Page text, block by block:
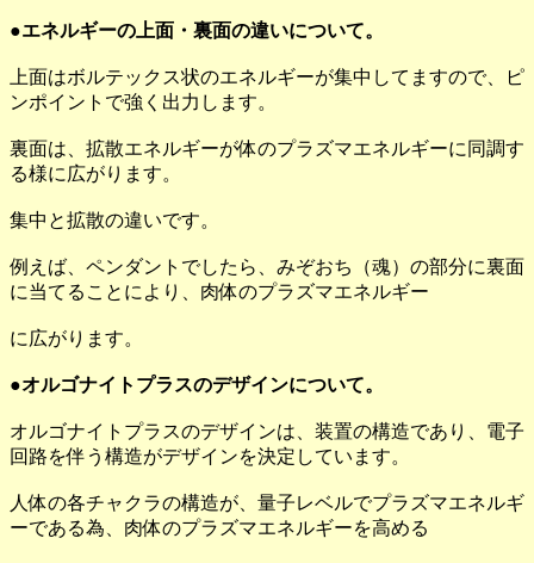
●エネルギーの上面・裏面の違いについて。
上面はボルテックス状のエネルギーが集中してますので、ピ
ンポイントで強く出力します。
裏面は、拡散エネルギーが体のプラズマエネルギーに同調す
る様に広がります。
集中と拡散の違いです。
例えば、ペンダントでしたら、みぞおち（魂）の部分に裏面
に当てることにより、肉体のプラズマエネルギー
に広がります。
●オルゴナイトプラスのデザインについて。
オルゴナイトプラスのデザインは、装置の構造であり、電子
回路を伴う構造がデザインを決定しています。
人体の各チャクラの構造が、量子レベルでプラズマエネルギ
ーである為、肉体のプラズマエネルギーを高める